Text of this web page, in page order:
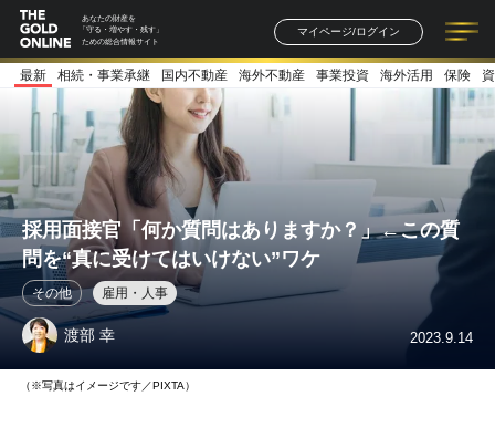
あなたの財産を
「守る・増やす・残す」
ための総合情報サイト
マイページ/ログイン
記事一覧 連載一覧
著者一覧 書籍一覧
最新 相続・事業承継 国内不動産 海外不動産 事業投資 海外活用 保険
採用面接官「何か質問はありますか？」←この質
問を“真に受けてはいけない”ワケ
その他 雇用・人事
渡部 幸 2023.9.14
（※写真はイメージです／PIXTA）